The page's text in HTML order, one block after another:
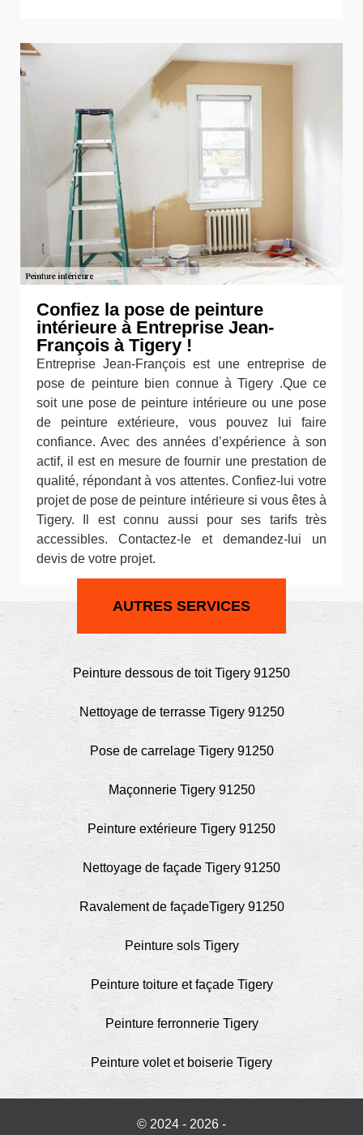
Confiez la pose de peinture
intérieure à Entreprise Jean-
François à Tigery !
Entreprise Jean-François est une entreprise de
pose de peinture bien connue à Tigery .Que ce
soit une pose de peinture intérieure ou une pose
de peinture extérieure, vous pouvez lui faire
confiance. Avec des années d’expérience à son
actif, il est en mesure de fournir une prestation de
qualité, répondant à vos attentes. Confiez-lui votre
projet de pose de peinture intérieure si vous êtes à
Tigery. Il est connu aussi pour ses tarifs très
accessibles. Contactez-le et demandez-lui un
devis de votre projet.
AUTRES SERVICES
Peinture dessous de toit Tigery 91250
Nettoyage de terrasse Tigery 91250
Pose de carrelage Tigery 91250
Maçonnerie Tigery 91250
Peinture extérieure Tigery 91250
Nettoyage de façade Tigery 91250
Ravalement de façadeTigery 91250
Peinture sols Tigery
Peinture toiture et façade Tigery
Peinture ferronnerie Tigery
Peinture volet et boiserie Tigery
© 2024 - 2026 -